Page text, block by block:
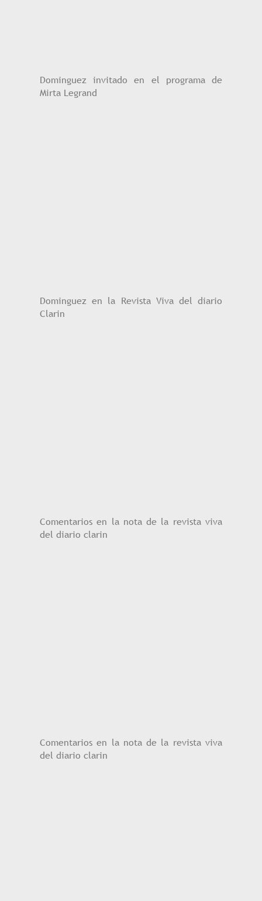
Dominguez invitado en el programa de
Mirta Legrand
Dominguez en la Revista Viva del diario
Clarin
Comentarios en la nota de la revista viva
del diario clarin
Comentarios en la nota de la revista viva
del diario clarin